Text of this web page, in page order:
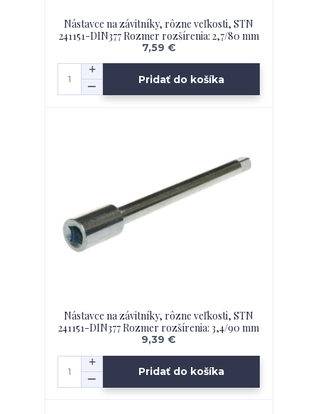
Nástavce na závitníky, rôzne veľkosti, STN
241151-DIN377 Rozmer rozšírenia: 2,7/80 mm
7,59 €
Pridať do košíka
Nástavce na závitníky, rôzne veľkosti, STN
241151-DIN377 Rozmer rozšírenia: 3,4/90 mm
9,39 €
Pridať do košíka